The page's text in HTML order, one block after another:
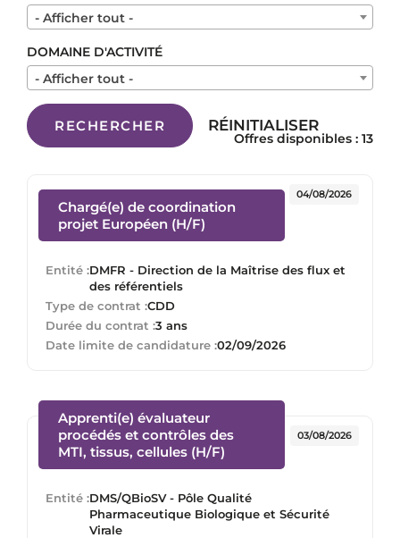
- Afficher tout -
DOMAINE D'ACTIVITÉ
- Afficher tout -
RECHERCHER RÉINITIALISER
Offres disponibles : 13
Chargé(e) de coordination
projet Européen (H/F)
Entité :DMFR - Direction de la Maîtrise des flux et
des référentiels
Type de contrat :CDD
Durée du contrat :3 ans
04/08/2026
Date limite de candidature :02/09/2026
Apprenti(e) évaluateur
procédés et contrôles des
MTI, tissus, cellules (H/F)
Entité :DMS/QBioSV - Pôle Qualité
Pharmaceutique Biologique et Sécurité
Virale
03/08/2026